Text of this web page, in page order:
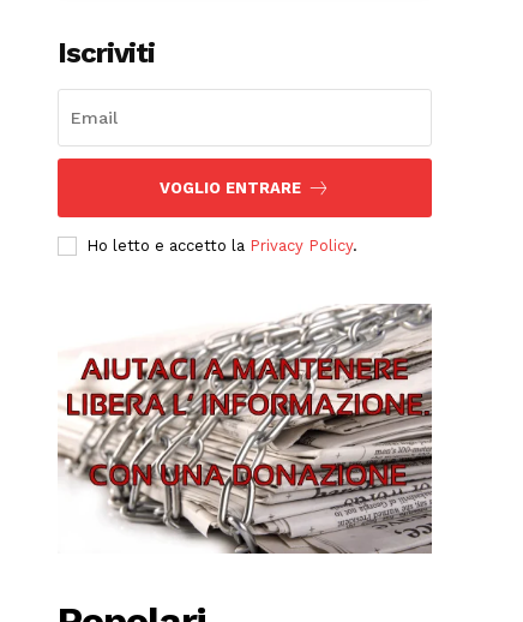
Iscriviti
VOGLIO ENTRARE
Ho letto e accetto la Privacy Policy.